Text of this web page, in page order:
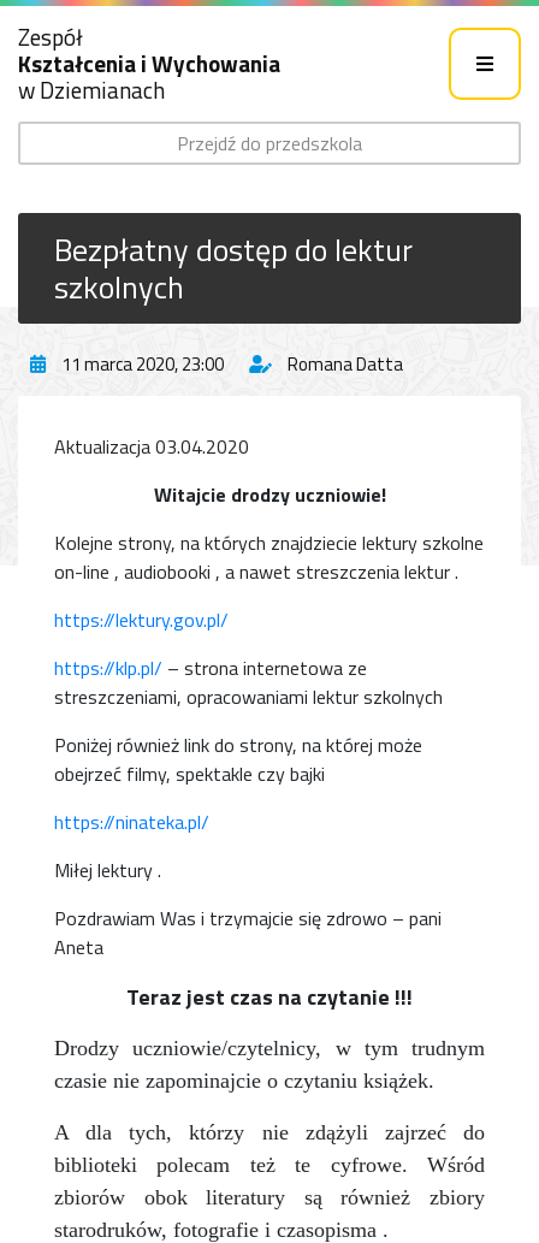
Zespół
Kształcenia i Wychowania
w Dziemianach
Przejdź do przedszkola
Bezpłatny dostęp do lektur
szkolnych
11 marca 2020, 23:00 Romana Datta
Aktualizacja 03.04.2020
Witajcie drodzy uczniowie!
Kolejne strony, na których znajdziecie lektury szkolne
on-line , audiobooki , a nawet streszczenia lektur .
https://lektury.gov.pl/
https://klp.pl/ – strona internetowa ze
streszczeniami, opracowaniami lektur szkolnych
Poniżej również link do strony, na której może
obejrzeć filmy, spektakle czy bajki
https://ninateka.pl/
Miłej lektury .
Pozdrawiam Was i trzymajcie się zdrowo – pani
Aneta
Teraz jest czas na czytanie !!!
Drodzy uczniowie/czytelnicy, w tym trudnym
czasie nie zapominajcie o czytaniu książek.
A dla tych, którzy nie zdążyli zajrzeć do
biblioteki polecam też te cyfrowe. Wśród
zbiorów obok literatury są również zbiory
starodruków, fotografie i czasopisma .